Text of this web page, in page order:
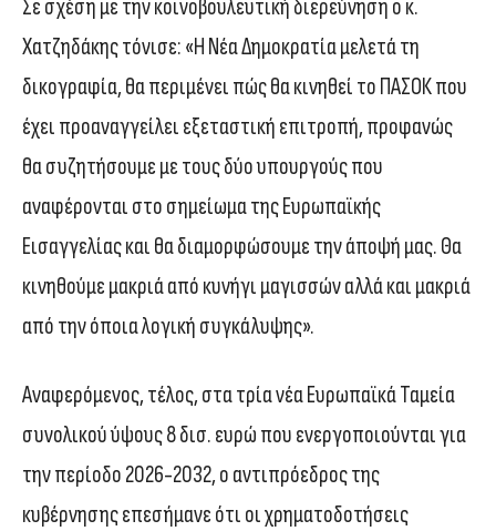
Σε σχέση με την κοινοβουλευτική διερεύνηση ο κ.
Χατζηδάκης τόνισε: «Η Νέα Δημοκρατία μελετά τη
δικογραφία, θα περιμένει πώς θα κινηθεί το ΠΑΣΟΚ που
έχει προαναγγείλει εξεταστική επιτροπή, προφανώς
θα συζητήσουμε με τους δύο υπουργούς που
αναφέρονται στο σημείωμα της Ευρωπαϊκής
Εισαγγελίας και θα διαμορφώσουμε την άποψή μας. Θα
κινηθούμε μακριά από κυνήγι μαγισσών αλλά και μακριά
από την όποια λογική συγκάλυψης».
Αναφερόμενος, τέλος, στα τρία νέα Ευρωπαϊκά Ταμεία
συνολικού ύψους 8 δισ. ευρώ που ενεργοποιούνται για
την περίοδο 2026-2032, ο αντιπρόεδρος της
κυβέρνησης επεσήμανε ότι οι χρηματοδοτήσεις